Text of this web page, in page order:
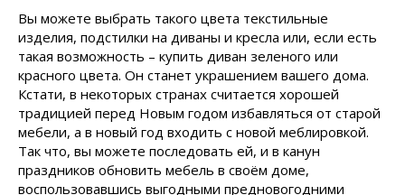
Вы можете выбрать такого цвета текстильные
изделия, подстилки на диваны и кресла или, если есть
такая возможность – купить диван зеленого или
красного цвета. Он станет украшением вашего дома.
Кстати, в некоторых странах считается хорошей
традицией перед Новым годом избавляться от старой
мебели, а в новый год входить с новой меблировкой.
Так что, вы можете последовать ей, и в канун
праздников обновить мебель в своём доме,
воспользовавшись выгодными предновогодними